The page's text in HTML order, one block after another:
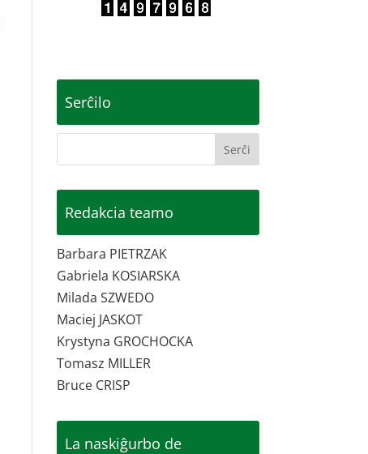
Serĉilo
Redakcia teamo
Barbara PIETRZAK
Gabriela KOSIARSKA
Milada SZWEDO
Maciej JASKOT
Krystyna GROCHOCKA
Tomasz MILLER
Bruce CRISP
La naskiĝurbo de